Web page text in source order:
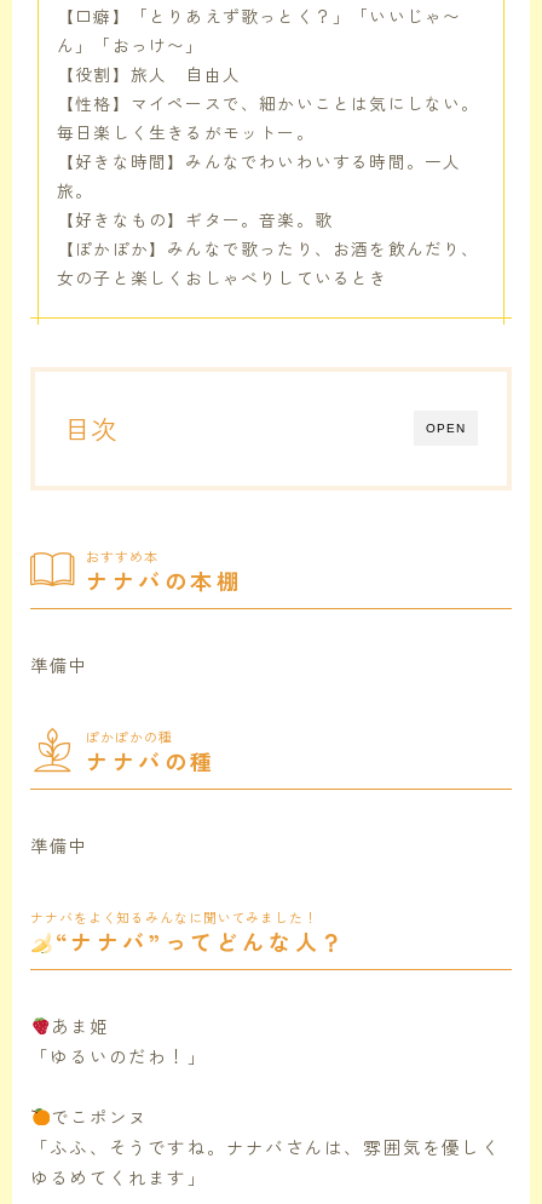
【口癖】「とりあえず歌っとく？」「いいじゃ〜
ん」「おっけ〜」
【役割】旅人 自由人
【性格】マイペースで、細かいことは気にしない。
毎日楽しく生きるがモットー。
【好きな時間】みんなでわいわいする時間。一人
旅。
【好きなもの】ギター。音楽。歌
【ぽかぽか】みんなで歌ったり、お酒を飲んだり、
女の子と楽しくおしゃべりしているとき
OPEN
目次
おすすめ本
ナナバの本棚
準備中
ぽかぽかの種
ナナバの種
準備中
ナナバをよく知るみんなに聞いてみました！
“ナナバ”ってどんな人？
あま姫
「ゆるいのだわ！」
でこポンヌ
「ふふ、そうですね。ナナバさんは、雰囲気を優しく
ゆるめてくれます」